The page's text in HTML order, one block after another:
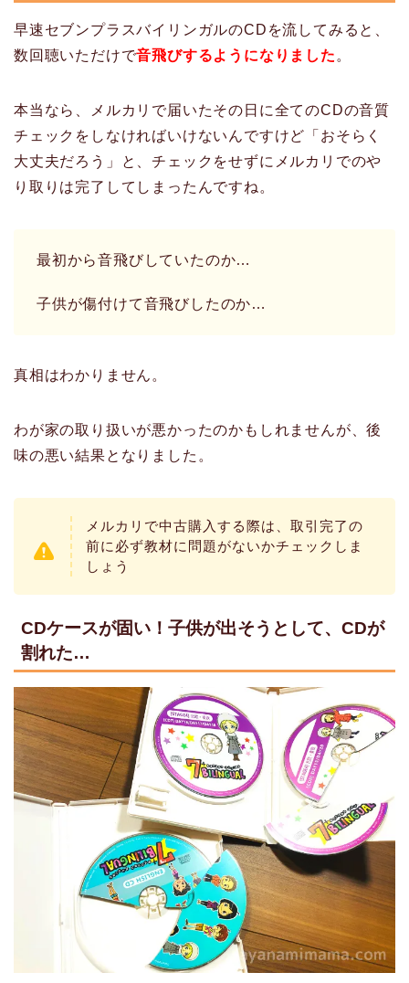
早速セブンプラスバイリンガルのCDを流してみると、
数回聴いただけで音飛びするようになりました 。
本当なら、メルカリで届いたその日に全てのCDの音質
チェックをしなければいけないんですけど「おそらく
大丈夫だろう」と、チェックをせずにメルカリでのや
り取りは完了してしまったんですね。
最初から音飛びしていたのか…
子供が傷付けて音飛びしたのか…
真相はわかりません。
わが家の取り扱いが悪かったのかもしれませんが、後
味の悪い結果となりました。
メルカリで中古購入する際は、取引完了の
前に必ず教材に問題がないかチェックしま
しょう
CDケースが固い！子供が出そうとして、CDが
割れた…